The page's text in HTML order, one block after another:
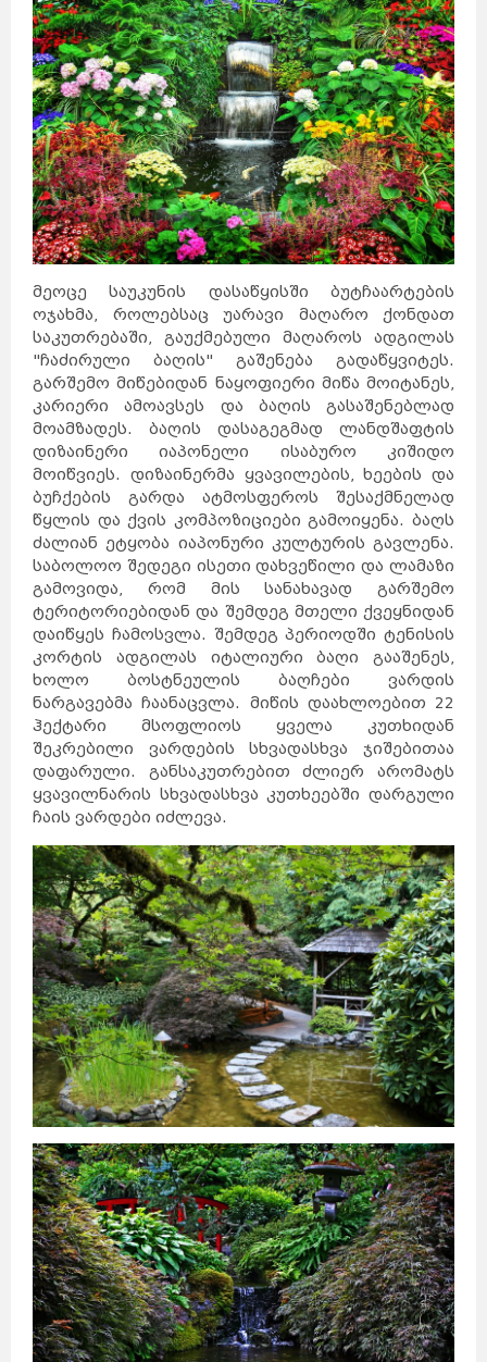
მეოცე საუკუნის დასაწყისში ბუტჩაარტების
ოჯახმა, როლებსაც უარავი მაღარო ქონდათ
საკუთრებაში, გაუქმებული მაღაროს ადგილას
"ჩაძირული ბაღის" გაშენება გადაწყვიტეს.
გარშემო მიწებიდან ნაყოფიერი მიწა მოიტანეს,
კარიერი ამოავსეს და ბაღის გასაშენებლად
მოამზადეს. ბაღის დასაგეგმად ლანდშაფტის
დიზაინერი იაპონელი ისაბურო კიშიდო
მოიწვიეს. დიზაინერმა ყვავილების, ხეების და
ბუჩქების გარდა ატმოსფეროს შესაქმნელად
წყლის და ქვის კომპოზიციები გამოიყენა. ბაღს
ძალიან ეტყობა იაპონური კულტურის გავლენა.
საბოლოო შედეგი ისეთი დახვეწილი და ლამაზი
გამოვიდა, რომ მის სანახავად გარშემო
ტერიტორიებიდან და შემდეგ მთელი ქვეყნიდან
დაიწყეს ჩამოსვლა. შემდეგ პერიოდში ტენისის
კორტის ადგილას იტალიური ბაღი გააშენეს,
ხოლო ბოსტნეულის ბაღჩები ვარდის
ნარგავებმა ჩაანაცვლა. მიწის დაახლოებით 22
ჰექტარი მსოფლიოს ყველა კუთხიდან
შეკრებილი ვარდების სხვადასხვა ჯიშებითაა
დაფარული. განსაკუთრებით ძლიერ არომატს
ყვავილნარის სხვადასხვა კუთხეებში დარგული
ჩაის ვარდები იძლევა.